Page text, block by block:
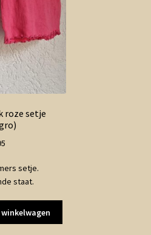
roze setje
setje.
staat.